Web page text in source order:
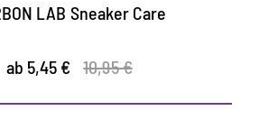
LAB Sneaker Care
ab 5,45 € 10,95 €